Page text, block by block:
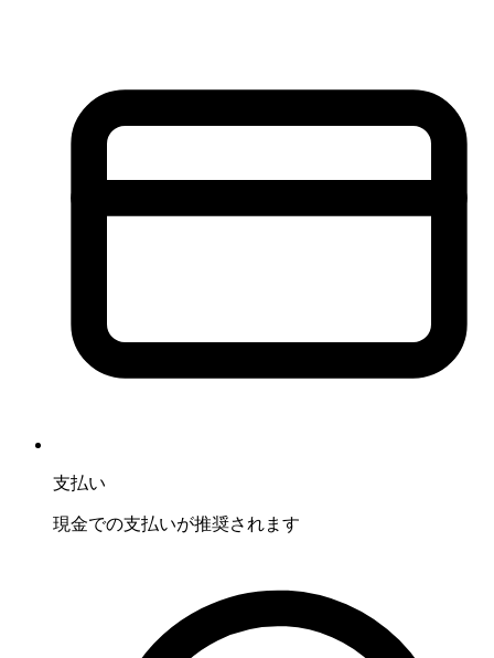
支払い
現金での支払いが推奨されます